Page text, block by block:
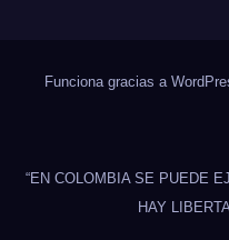
Funciona gracias a
“EN COLOMBIA SE PUEDE
HAY